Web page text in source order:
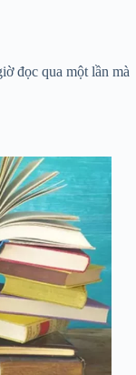
đọc qua một lần mà